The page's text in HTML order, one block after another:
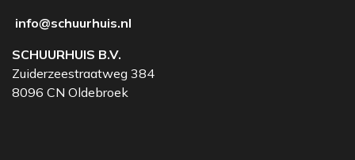
info@schuurhuis.nl
SCHUURHUIS B.V.
Zuiderzeestraatweg 384
8096 CN Oldebroek